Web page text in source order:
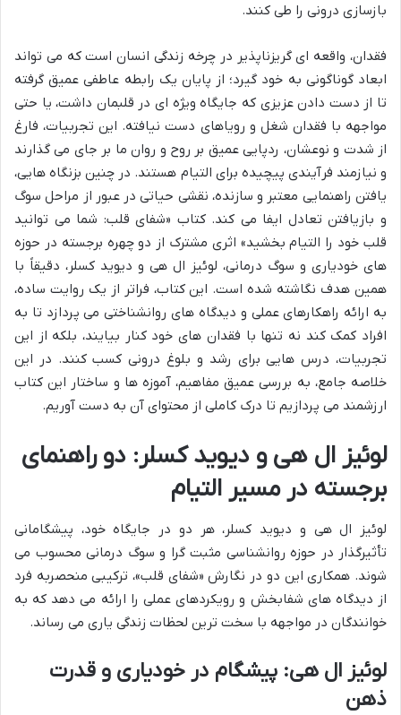
بازسازی درونی را طی کنند.
فقدان، واقعه ای گریزناپذیر در چرخه زندگی انسان است که می تواند
ابعاد گوناگونی به خود گیرد؛ از پایان یک رابطه عاطفی عمیق گرفته
تا از دست دادن عزیزی که جایگاه ویژه ای در قلبمان داشت، یا حتی
مواجهه با فقدان شغل و رویاهای دست نیافته. این تجربیات، فارغ
از شدت و نوعشان، ردپایی عمیق بر روح و روان ما بر جای می گذارند
و نیازمند فرآیندی پیچیده برای التیام هستند. در چنین بزنگاه هایی،
یافتن راهنمایی معتبر و سازنده، نقشی حیاتی در عبور از مراحل سوگ
و بازیافتن تعادل ایفا می کند. کتاب «شفای قلب: شما می توانید
قلب خود را التیام بخشید» اثری مشترک از دو چهره برجسته در حوزه
های خودیاری و سوگ درمانی، لوئیز ال هی و دیوید کسلر، دقیقاً با
همین هدف نگاشته شده است. این کتاب، فراتر از یک روایت ساده،
به ارائه راهکارهای عملی و دیدگاه های روانشناختی می پردازد تا به
افراد کمک کند نه تنها با فقدان های خود کنار بیایند، بلکه از این
تجربیات، درس هایی برای رشد و بلوغ درونی کسب کنند. در این
خلاصه جامع، به بررسی عمیق مفاهیم، آموزه ها و ساختار این کتاب
ارزشمند می پردازیم تا درک کاملی از محتوای آن به دست آوریم.
لوئیز ال هی و دیوید کسلر: دو راهنمای
برجسته در مسیر التیام
لوئیز ال هی و دیوید کسلر، هر دو در جایگاه خود، پیشگامانی
تأثیرگذار در حوزه روانشناسی مثبت گرا و سوگ درمانی محسوب می
شوند. همکاری این دو در نگارش «شفای قلب»، ترکیبی منحصربه فرد
از دیدگاه های شفابخش و رویکردهای عملی را ارائه می دهد که به
خوانندگان در مواجهه با سخت ترین لحظات زندگی یاری می رساند.
لوئیز ال هی: پیشگام در خودیاری و قدرت
ذهن